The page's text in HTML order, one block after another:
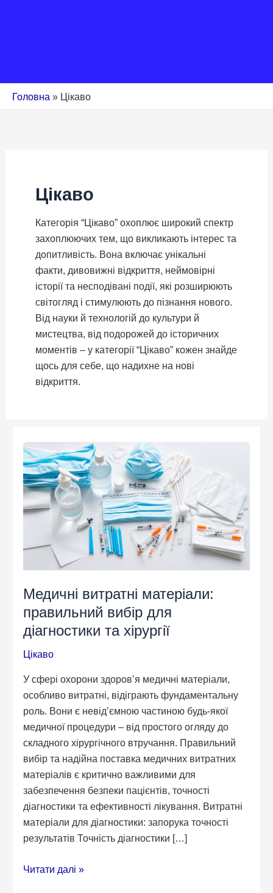
Головна » Цікаво
Цікаво
Категорія “Цікаво” охоплює широкий спектр
захоплюючих тем, що викликають інтерес та
допитливість. Вона включає унікальні
факти, дивовижні відкриття, неймовірні
історії та несподівані події, які розширюють
світогляд і стимулюють до пізнання нового.
Від науки й технологій до культури й
мистецтва, від подорожей до історичних
моментів – у категорії “Цікаво” кожен знайде
щось для себе, що надихне на нові
відкриття.
Медичні витратні матеріали:
правильний вибір для
діагностики та хірургії
Цікаво
У сфері охорони здоров’я медичні матеріали,
особливо витратні, відіграють фундаментальну
роль. Вони є невід’ємною частиною будь-якої
медичної процедури – від простого огляду до
складного хірургічного втручання. Правильний
вибір та надійна поставка медичних витратних
матеріалів є критично важливими для
забезпечення безпеки пацієнтів, точності
діагностики та ефективності лікування. Витратні
матеріали для діагностики: запорука точності
результатів Точність діагностики […]
Медичні
Читати далі »